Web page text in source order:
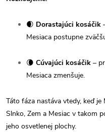
🌒 Dorastajúci kosáčik
Mesiaca postupne
🌘 Cúvajúci kosáčik –
Mesiaca zmenšuje.
Táto fáza nastáva vtedy, keď je
Slnko, Zem a Mesiac v takom
jeho osvetlenej plochy.